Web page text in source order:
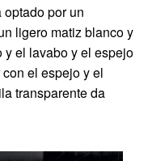
por un
ligero matiz blanco y
y el lavabo y el espejo
el espejo y el
transparente da